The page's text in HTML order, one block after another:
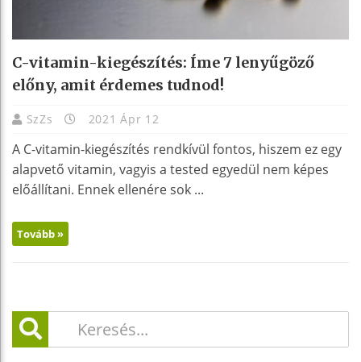
C-vitamin-kiegészítés: Íme 7 lenyűgöző
előny, amit érdemes tudnod!
SzZs 2021 Ápr 12
A C-vitamin-kiegészítés rendkívül fontos, hiszem ez egy
alapvető vitamin, vagyis a tested egyedül nem képes
előállítani. Ennek ellenére sok ...
Tovább »